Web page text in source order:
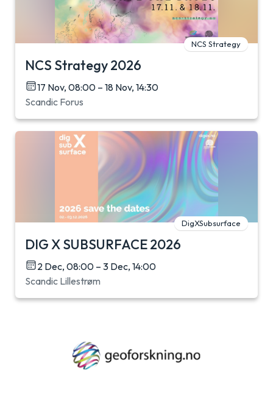
NCS Strategy
NCS Strategy 2026
17 Nov, 08:00 – 18 Nov, 14:30
Scandic Forus
DigXSubsurface
DIG X SUBSURFACE 2026
2 Dec, 08:00 – 3 Dec, 14:00
Scandic Lillestrøm